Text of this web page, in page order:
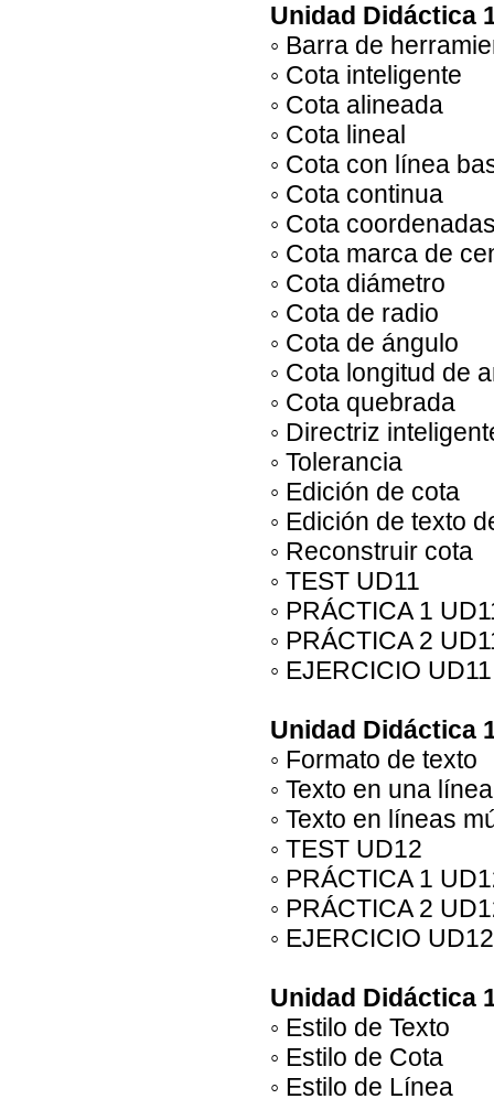
Unidad Didáctica
◦ Barra de
◦ Cota inteligente
◦ Cota alineada
◦ Cota lineal
◦ Cota con línea
◦ Cota continua
◦ Cota
◦ Cota marca de
◦ Cota diámetro
◦ Cota de radio
◦ Cota de ángulo
◦ Cota longitud de
◦ Cota quebrada
◦ Directriz
◦ Tolerancia
◦ Edición de cota
◦ Edición de texto
◦ Reconstruir cota
◦ TEST UD11
◦ PRÁCTICA 1
◦ PRÁCTICA 2
◦ EJERCICIO
Unidad Didáctica
◦ Formato de texto
◦ Texto en una línea
◦ Texto en líneas
◦ TEST UD12
◦ PRÁCTICA 1
◦ PRÁCTICA 2
◦ EJERCICIO
Unidad Didáctica
◦ Estilo de Texto
◦ Estilo de Cota
◦ Estilo de Línea